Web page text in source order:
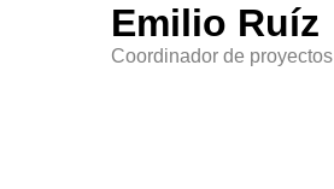
Emilio Ruíz
Coordinador de proyectos